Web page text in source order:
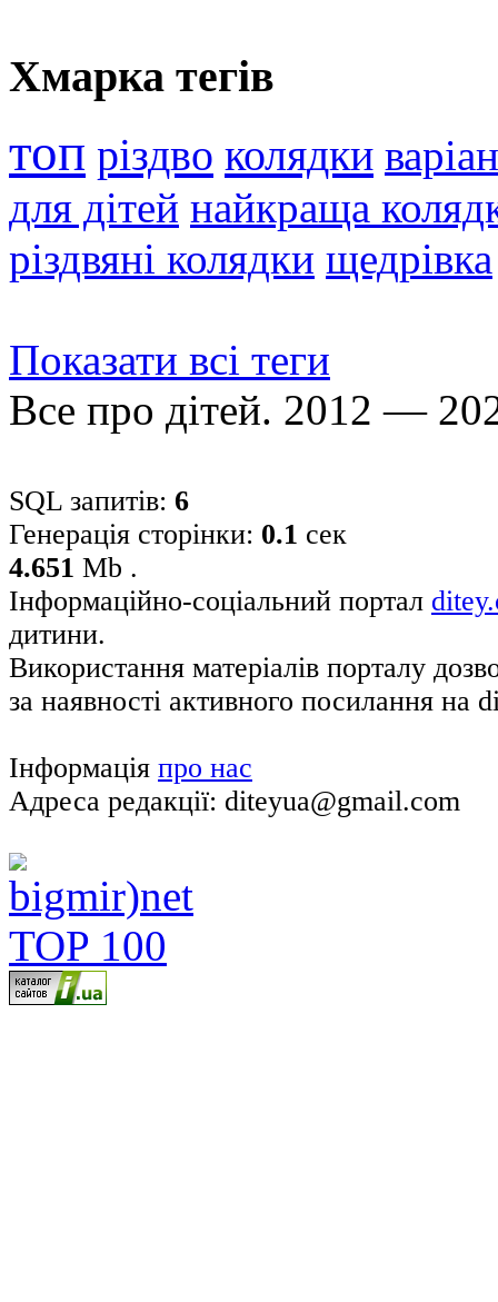
Хмарка тегів
топ різдво колядки
для дітей найкраща
різдвяні колядки щедрівка
Показати всі теги
Все про дітей. 2012 —
SQL запитів: 6
Генерація сторінки: 0.1 сек
4.651 Mb .
Інформаційно-соціальний портал
дитини.
Використання матеріалів порталу
за наявності активного посилання на
Інформація про нас
Адреса редакції: diteyua@gmail.com